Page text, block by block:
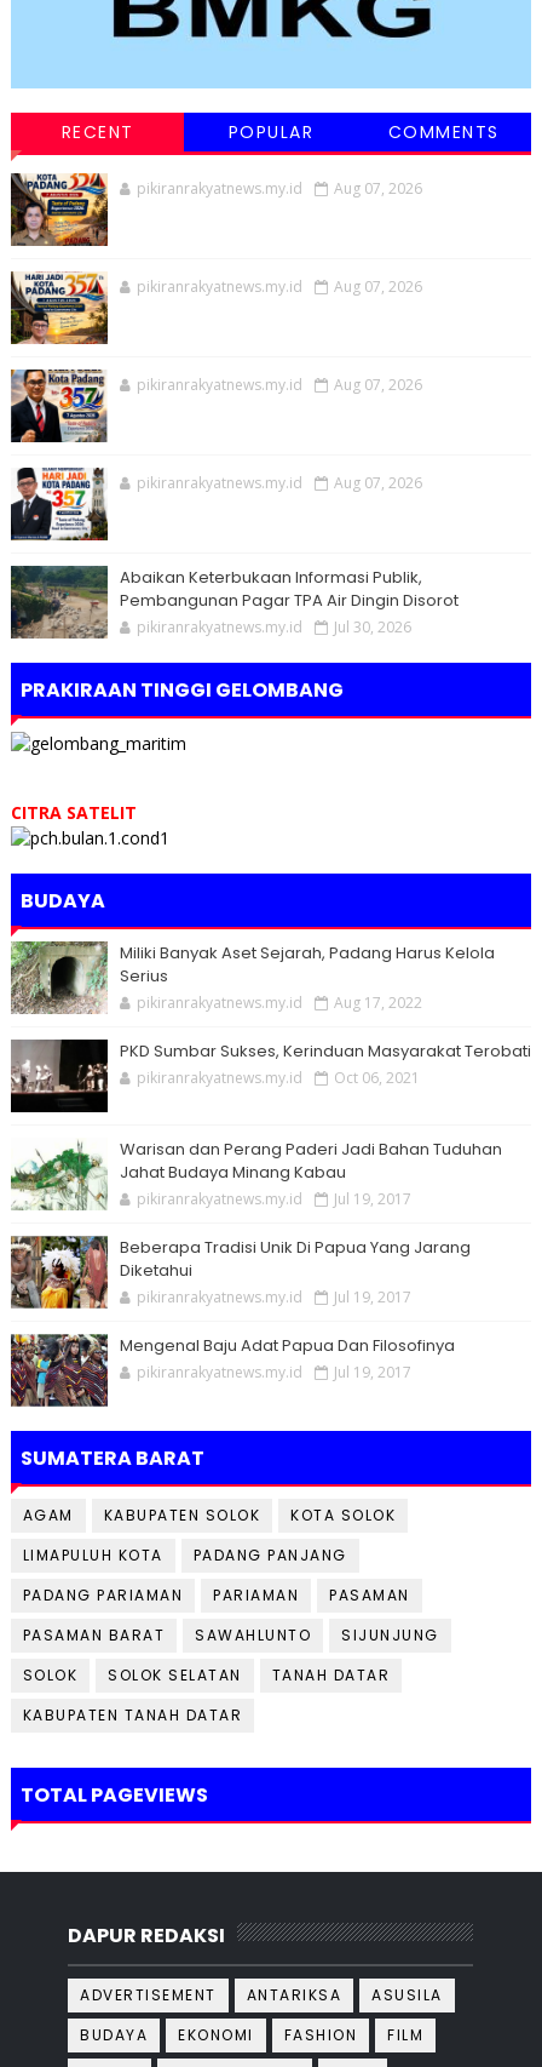
RECENT POPULAR COMMENTS
pikiranrakyatnews.my.id Aug 07, 2026
pikiranrakyatnews.my.id Aug 07, 2026
pikiranrakyatnews.my.id Aug 07, 2026
pikiranrakyatnews.my.id Aug 07, 2026
Abaikan Keterbukaan Informasi Publik,
Pembangunan Pagar TPA Air Dingin Disorot
pikiranrakyatnews.my.id Jul 30, 2026
PRAKIRAAN TINGGI GELOMBANG
CITRA SATELIT
BUDAYA
Miliki Banyak Aset Sejarah, Padang Harus Kelola
Serius
pikiranrakyatnews.my.id Aug 17, 2022
PKD Sumbar Sukses, Kerinduan Masyarakat Terobati
pikiranrakyatnews.my.id Oct 06, 2021
Warisan dan Perang Paderi Jadi Bahan Tuduhan
Jahat Budaya Minang Kabau
pikiranrakyatnews.my.id Jul 19, 2017
Beberapa Tradisi Unik Di Papua Yang Jarang
Diketahui
pikiranrakyatnews.my.id Jul 19, 2017
Mengenal Baju Adat Papua Dan Filosofinya
pikiranrakyatnews.my.id Jul 19, 2017
SUMATERA BARAT
AGAM KABUPATEN SOLOK
KOTA SOLOK
LIMAPULUH KOTA
PADANG PANJANG
PADANG PARIAMAN
PARIAMAN
PASAMAN
PASAMAN BARAT
SAWAHLUNTO
SIJUNJUNG
SOLOK
SOLOK SELATAN
TANAH DATAR
KABUPATEN TANAH DATAR
TOTAL PAGEVIEWS
DAPUR REDAKSI
ADVERTISEMENT ANTARIKSA
ASUSILA
BUDAYA
EKONOMI FASHION
FILM